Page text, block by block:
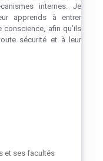
internes. Je
apprends à entrer
conscience, afin qu’ils
sécurité et à leur
et ses facultés